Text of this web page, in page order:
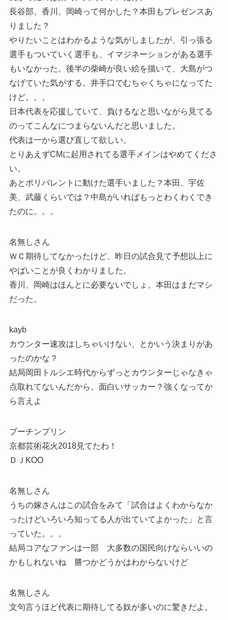
長谷部、香川、岡崎って何かした？本田もプレゼンスあ
りました？
やりたいことはわかるような気がしましたが、引っ張る
選手もついていく選手も、イマジネーションがある選手
もいなかった。後半の柴崎が良い絵を描いて、大島がつ
なげていた気がする。井手口でむちゃくちゃになってた
けど。。。
日本代表を応援していて、負けるなと思いながら見てる
のってこんなにつまらないんだと思いました。
代表は一から選び直して欲しい。
とりあえずCMに起用されてる選手メインはやめてくださ
い。
あとポリバレントに動けた選手いました？本田、宇佐
美、武藤くらいでは？中島がいればもっとわくわくでき
たのに。。。
名無しさん
ＷＣ期待してなかったけど、昨日の試合見て予想以上に
やばいことが良くわかりました。
香川、岡崎はほんとに必要ないでしょ。本田はまだマシ
だった。
kayb
カウンター速攻はしちゃいけない、とかいう決まりがあ
ったのかな？
結局岡田トルシエ時代からずっとカウンターじゃなきゃ
点取れてないんだから。面白いサッカー？強くなってか
ら言えよ
プーチンプリン
京都芸術花火2018見てたわ！
ＤＪKOO
名無しさん
うちの嫁さんはこの試合をみて「試合はよくわからなか
ったけどいろいろ知ってる人が出ていてよかった」と言
っていた。。。
結局コアなファンは一部 大多数の国民向けならいいの
かもしれないね 勝つかどうかはわからないけど
名無しさん
文句言うほど代表に期待してる奴が多いのに驚きだよ。